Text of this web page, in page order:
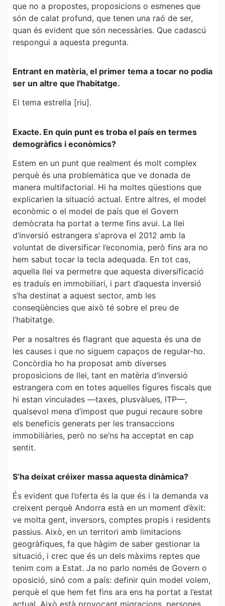
que no a propostes, proposicions o esmenes que
són de calat profund, que tenen una raó de ser,
quan és evident que són necessàries. Que cadascú
respongui a aquesta pregunta.
Entrant en matèria, el primer tema a tocar no podia
ser un altre que l'habitatge.
El tema estrella [riu].
Exacte. En quin punt es troba el país en termes
demogràfics i econòmics?
Estem en un punt que realment és molt complex
perquè és una problemàtica que ve donada de
manera multifactorial. Hi ha moltes qüestions que
explicarien la situació actual. Entre altres, el model
econòmic o el model de país que el Govern
demòcrata ha portat a terme fins avui. La llei
d’inversió estrangera s'aprova el 2012 amb la
voluntat de diversificar l’economia, però fins ara no
hem sabut tocar la tecla adequada. En tot cas,
aquella llei va permetre que aquesta diversificació
es traduís en immobiliari, i part d’aquesta inversió
s’ha destinat a aquest sector, amb les
conseqüències que això té sobre el preu de
l’habitatge.
Per a nosaltres és flagrant que aquesta és una de
les causes i que no siguem capaços de regular-ho.
Concòrdia ho ha proposat amb diverses
proposicions de llei, tant en matèria d’inversió
estrangera com en totes aquelles figures fiscals que
hi estan vinculades —taxes, plusvàlues, ITP—,
qualsevol mena d’impost que pugui recaure sobre
els beneficis generats per les transaccions
immobiliàries, però no se’ns ha acceptat en cap
sentit.
S’ha deixat créixer massa aquesta dinàmica?
És evident que l’oferta és la que és i la demanda va
creixent perquè Andorra està en un moment d’èxit:
ve molta gent, inversors, comptes propis i residents
passius. Això, en un territori amb limitacions
geogràfiques, fa que hàgim de saber gestionar la
situació, i crec que és un dels màxims reptes que
tenim com a Estat. Ja no parlo només de Govern o
oposició, sinó com a país: definir quin model volem,
perquè el que hem fet fins ara ens ha portat a l’estat